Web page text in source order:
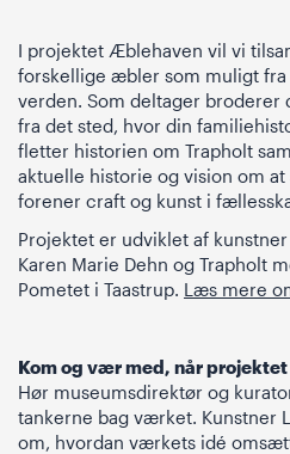
I projektet Æblehaven vil vi
forskellige æbler som muligt fra
verden. Som deltager
fra det sted, hvor din
fletter historien om Trapholt
aktuelle historie og vision om
forener craft og kunst i
Projektet er udviklet af
Karen Marie Dehn og Trapholt
Pometet i Taastrup. Læs mere
Kom og vær med, når
Hør museumsdirektør og
tankerne bag værket. Kunstner
om, hvordan værkets idé